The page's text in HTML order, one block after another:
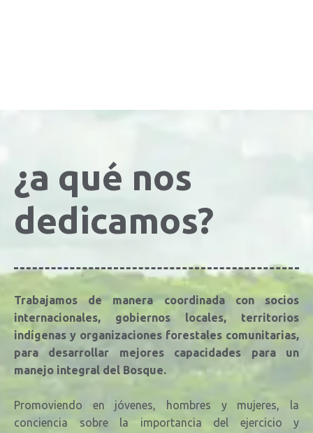
¿a qué nos
dedicamos?
Trabajamos de manera coordinada con socios
internacionales, gobiernos locales, territorios
indígenas y organizaciones forestales comunitarias,
para desarrollar mejores capacidades para un
manejo integral del Bosque.
Promoviendo en jóvenes, hombres y mujeres, la
conciencia sobre la importancia del ejercicio y